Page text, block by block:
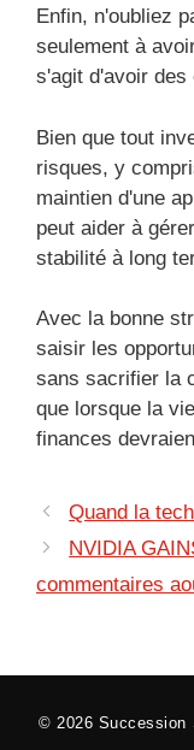
Enfin, n'oubliez
seulement à
s'agit d'avoir des
Bien que tout
risques, y
maintien d'une
peut aider à
stabilité à long
Avec la bonne
saisir les
sans sacrifier la
que lorsque la
finances
Quand la
NVIDIA
commentaires
© 2026 Succession